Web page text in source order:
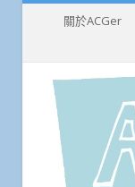
關於ACGer